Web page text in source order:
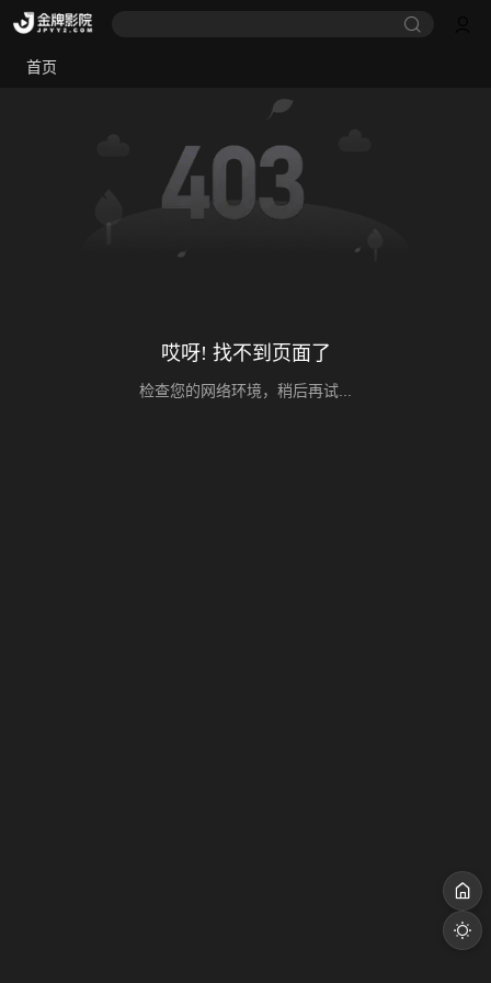
首页
哎呀! 找不到页面了
检查您的网络环境，稍后再试...